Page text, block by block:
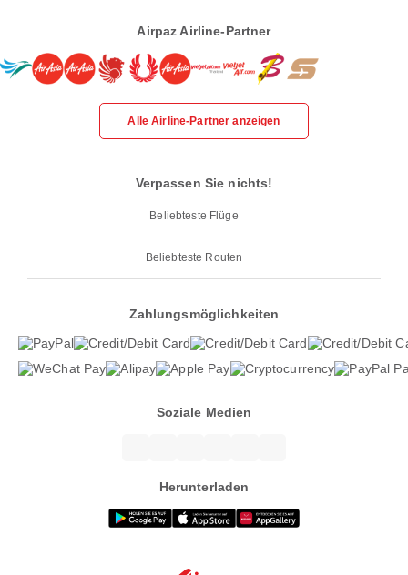
Airpaz Airline-Partner
Alle Airline-Partner anzeigen
Verpassen Sie nichts!
Beliebteste Flüge
Beliebteste Routen
Zahlungsmöglichkeiten
Soziale Medien
Herunterladen